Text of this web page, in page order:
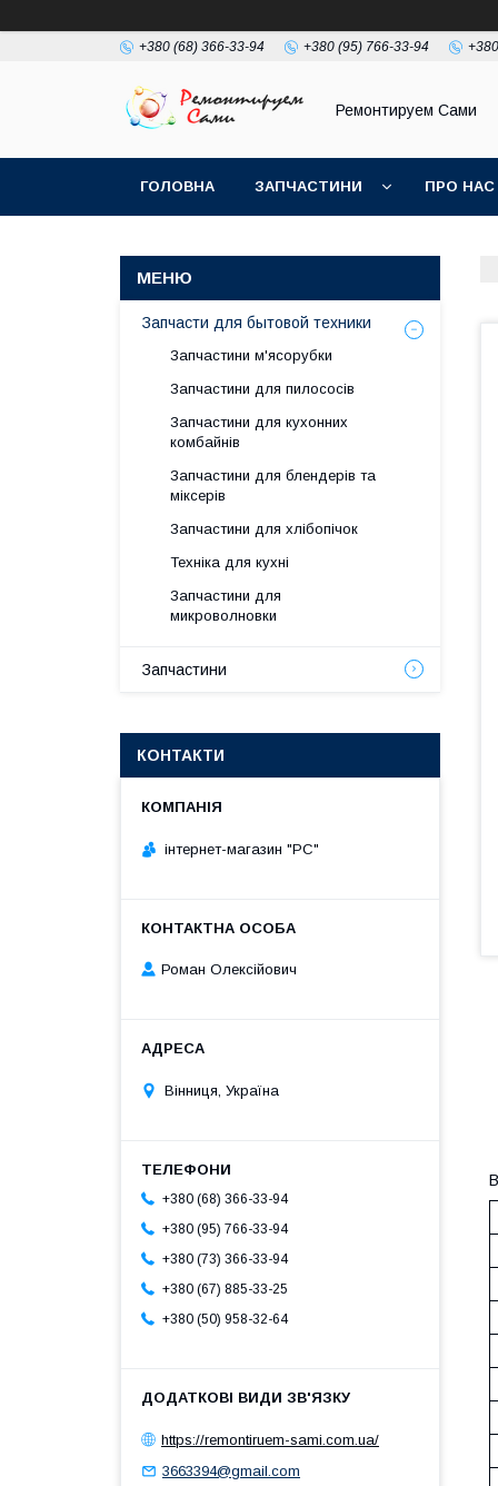
+380 (68) 366-33-94 +380 (95) 766-33-94
Ремонтируем Сами
ГОЛОВНА ЗАПЧАСТИНИ ПРО НАС
Запчасти для бытовой техники
Запчастини м'ясорубки
Запчастини для пилососів
Запчастини для кухонних
комбайнів
Запчастини для блендерів та
міксерів
Запчастини для хлібопічок
Техніка для кухні
Запчастини для
микроволновки
Запчастини
КОНТАКТИ
інтернет-магазин "РС"
Роман Олексійович
Вінниця, Україна
+380 (68) 366-33-94
+380 (95) 766-33-94
+380 (73) 366-33-94
+380 (67) 885-33-25
+380 (50) 958-32-64
https://remontiruem-sami.com.ua/
3663394@gmail.com